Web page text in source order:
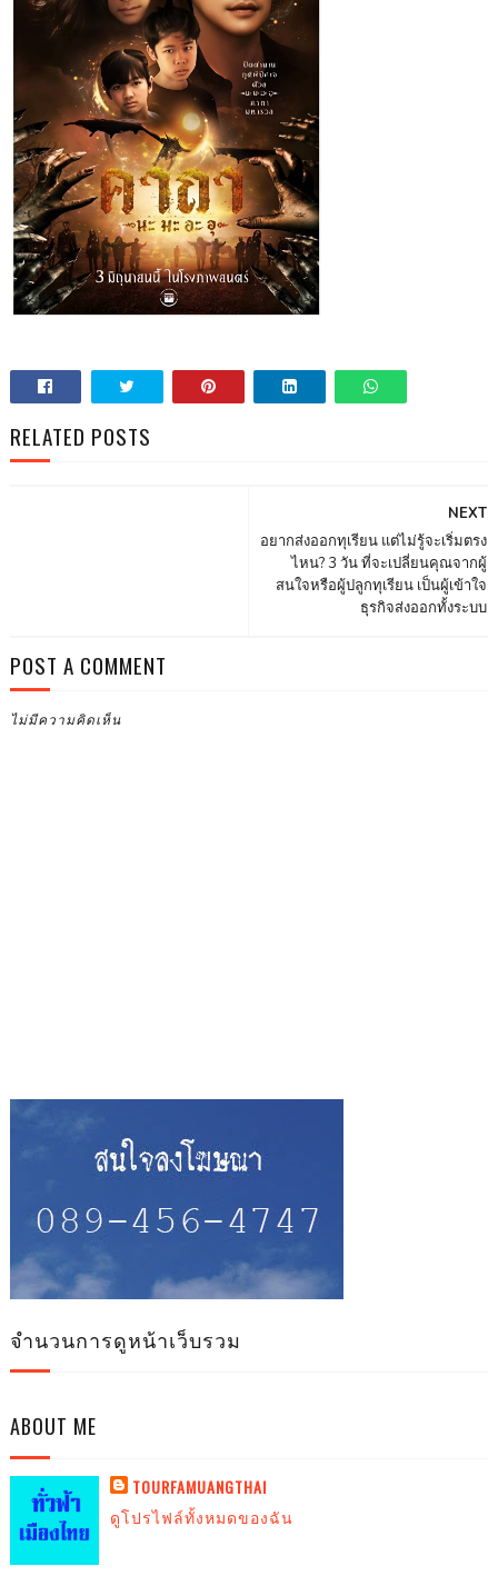
RELATED POSTS
NEXT
อยากส่งออกทุเรียน แต่ไม่รู้จะเริ่มตรง
ไหน? 3 วัน ที่จะเปลี่ยนคุณจากผู้
สนใจหรือผู้ปลูกทุเรียน เป็นผู้เข้าใจ
ธุรกิจส่งออกทั้งระบบ
POST A COMMENT
ไม่มีความคิดเห็น
จำนวนการดูหน้าเว็บรวม
ABOUT ME
TOURFAMUANGTHAI
ดูโปรไฟล์ทั้งหมดของฉัน